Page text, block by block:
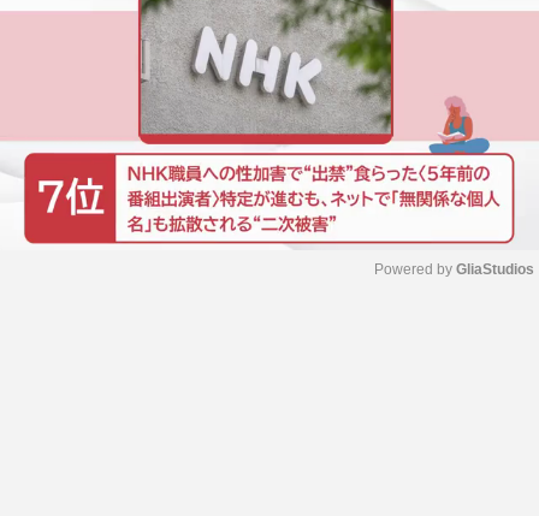
Powered by GliaStudios